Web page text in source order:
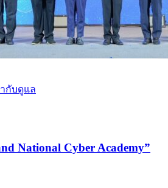
กับดูแล
National Cyber Academy”